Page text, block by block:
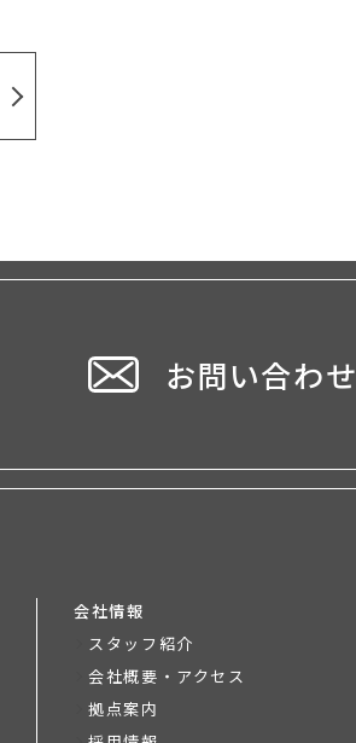
お問い合わせ
会社情報
スタッフ紹介
会社概要・アクセス
拠点案内